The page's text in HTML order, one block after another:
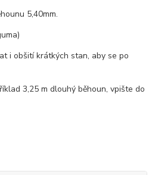
5,40mm.
i obšití krátkých stan, aby se po
3,25 m dlouhý běhoun, vpište do